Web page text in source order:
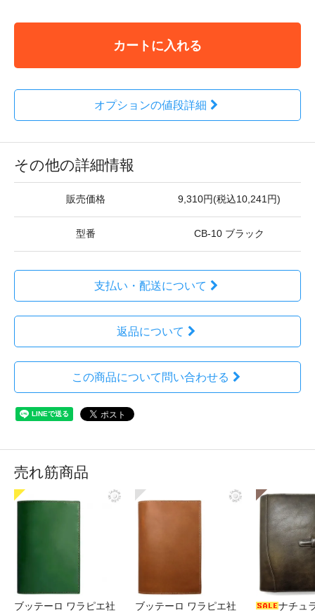
カートに入れる
オプションの値段詳細
その他の詳細情報
販売価格 9,310円(税込10,241円)
型番 CB-10 ブラック
支払い・配送について
返品について
この商品について問い合わせる
売れ筋商品
ブッテーロ ワラピエ社
ブッテーロ ワラピエ社
ナチュ